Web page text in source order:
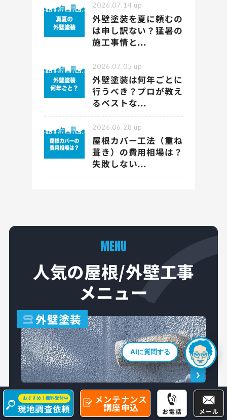
2026.07.14 up
外壁塗装を夏に頼むの
は申し訳ない？猛暑の
施工事情と...
2026.07.05 up
外壁塗装は何年ごとに
行うべき？プロが教え
るベストな...
2026.06.28 up
屋根カバー工法（重ね
葺き）の費用相場は？
失敗しない...
MENU
人気の屋根/外壁工事
メニュー
01外壁塗装
02屋根修理・補修
おすすめ！無料受付中
現地調査依頼
メンテナンス
講座申込 お電話 メール
AIに質問する